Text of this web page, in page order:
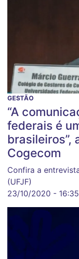
GESTÃO
“A
federais é
brasileiros”,
Cogecom
Confira a
(UFJF)
23/10/2020 - 16:35